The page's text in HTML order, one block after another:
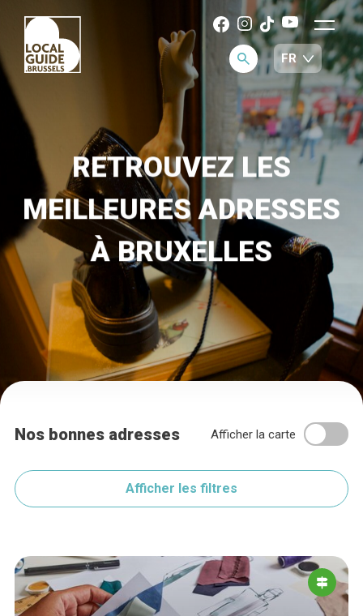
RETROUVEZ LES
MEILLEURES ADRESSES
À BRUXELLES
Nos bonnes adresses Afficher la carte
Afficher les filtres